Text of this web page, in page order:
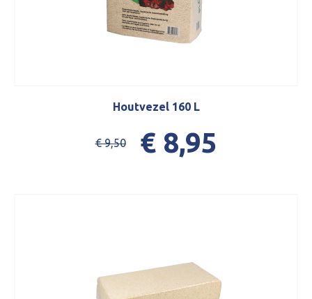
Houtvezel 160 L
€ 9,50 € 8,95